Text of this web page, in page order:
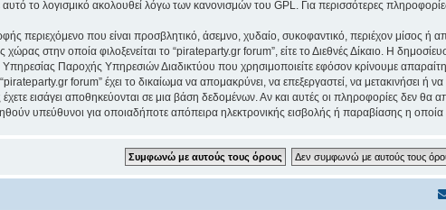
το λογισμικό ακολουθεί λόγω των κανονισμών του GPL. Για περισσότερες
περιεχόμενο που είναι προσβλητικό, άσεμνο, χυδαίο, συκοφαντικό, περιέχον μίσος ή
χώρας στην οποία φιλοξενείται το “pirateparty.gr forum”, είτε το Διεθνές Δίκαιο. Η
Παροχής Υπηρεσιών Διαδικτύου που χρησιμοποιείτε εφόσον κρίνουμε
forum” έχει το δικαίωμα να απομακρύνει, να επεξεργαστεί, να μετακινήσει ή
εισάγει αποθηκεύονται σε μια βάση δεδομένων. Αν και αυτές οι πληροφορίες δεν
υπεύθυνοι για οποιαδήποτε απόπειρα ηλεκτρονικής εισβολής ή παραβίασης η